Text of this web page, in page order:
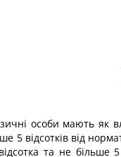
особи мають
5 відсотків від
та не більше